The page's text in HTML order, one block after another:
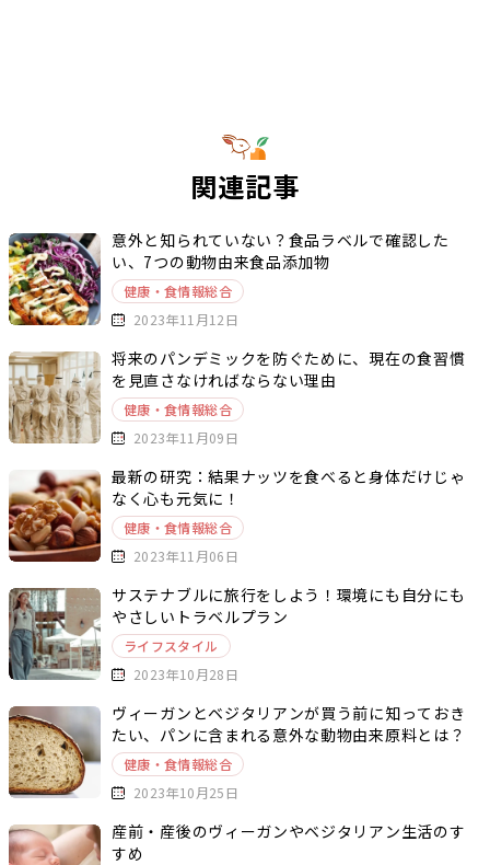
関連記事
意外と知られていない？食品ラベルで確認した
い、7つの動物由来食品添加物
健康・食情報総合
2023年11月12日
将来のパンデミックを防ぐために、現在の食習慣
を見直さなければならない理由
健康・食情報総合
2023年11月09日
最新の研究：結果ナッツを食べると身体だけじゃ
なく心も元気に！
健康・食情報総合
2023年11月06日
サステナブルに旅行をしよう！環境にも自分にも
やさしいトラベルプラン
ライフスタイル
2023年10月28日
ヴィーガンとベジタリアンが買う前に知っておき
たい、パンに含まれる意外な動物由来原料とは？
健康・食情報総合
2023年10月25日
産前・産後のヴィーガンやベジタリアン生活のす
すめ